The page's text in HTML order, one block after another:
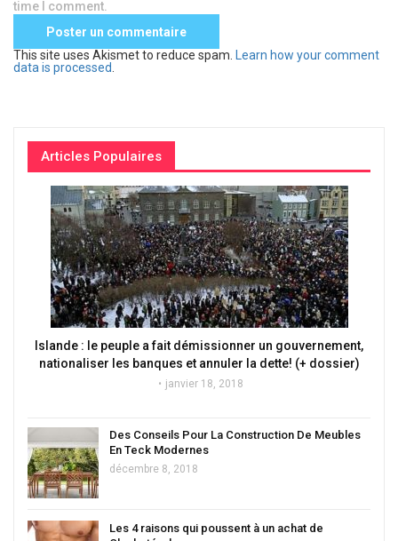
time I comment.
This site uses Akismet to reduce spam.
Learn how your comment
data is processed
Articles Populaires
Islande : le peuple a fait démissionner un gouvernement,
nationaliser les banques et annuler la dette! (+ dossier)
janvier 18, 2018
Des Conseils Pour La Construction De Meubles
En Teck Modernes
décembre 8, 2018
Les 4 raisons qui poussent à un achat de